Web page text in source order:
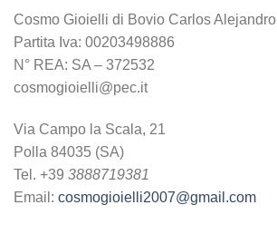
Cosmo Gioielli di Bovio Carlos Alejandro
Partita Iva: 00203498886
N° REA: SA – 372532
cosmogioielli@pec.it
Via Campo la Scala, 21
Polla 84035 (SA)
Tel. +39 3888719381
Email: cosmogioielli2007@gmail.com